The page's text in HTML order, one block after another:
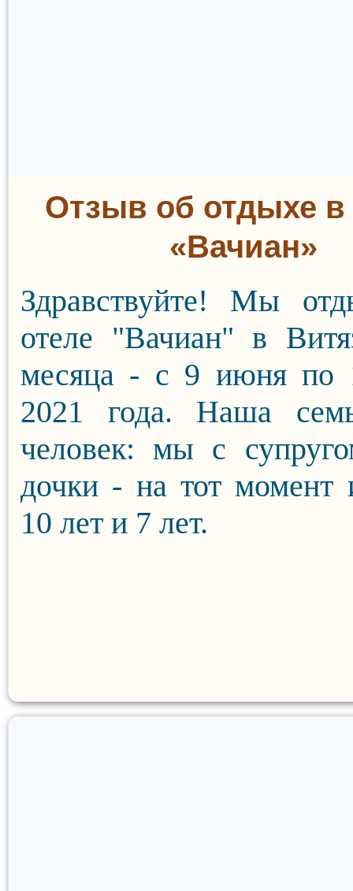
Отзыв об отдыхе в
«Вачиан»
Здравствуйте! Мы
отеле "Вачиан" в
месяца - с 9 июня по
2021 года. Наша
человек: мы с
дочки - на тот
10 лет и 7 лет.